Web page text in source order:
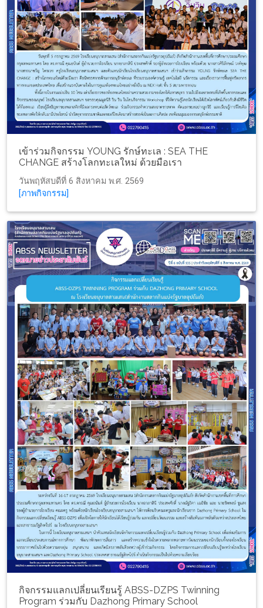
เข้าร่วมกิจกรรม YOUNG รักษ์ทะเล : SEA THE
CHANGE สร้างโลกทะเลใหม่ ด้วยมือเรา
วันพฤหัสบดีที่ 6 สิงหาคม พ.ศ. 2569
[ภาพกิจกรรม]
กิจกรรมแลกเปลี่ยนเรียนรู้ ABSS-DZPS Twinning
Program ร่วมกับ Dazhong Primary School